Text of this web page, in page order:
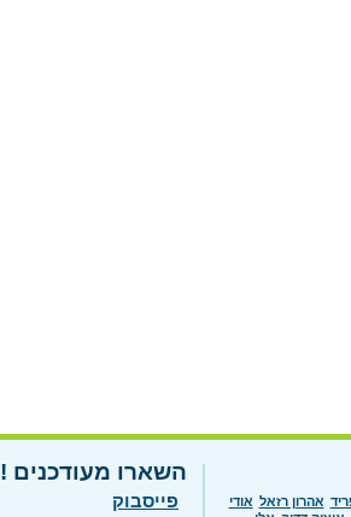
אהרון רזאל אודי
השארו מעודכנים !
פייסבוק